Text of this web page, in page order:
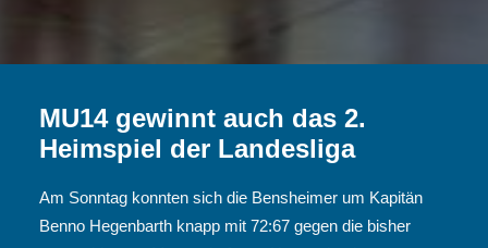
MU14 gewinnt auch das 2.
Heimspiel der Landesliga
Am Sonntag konnten sich die Bensheimer um Kapitän
Benno Hegenbarth knapp mit 72:67 gegen die bisher